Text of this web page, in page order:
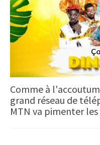
Comme à
grand réseau de
MTN va pimenter